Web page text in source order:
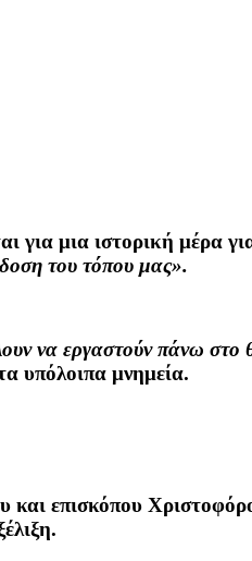
για μια ιστορική μέρα
του τόπου μας».
να εργαστούν πάνω στο
υπόλοιπα μνημεία.
επισκόπου